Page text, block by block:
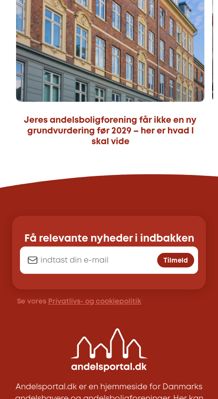
Jeres andelsboligforening får ikke en ny
grundvurdering før 2029 – her er hvad I
skal vide
Få relevante nyheder i indbakken
Tilmeld
Se vores Privatlivs- og cookiepolitik
Andelsportal.dk er en hjemmeside for Danmarks